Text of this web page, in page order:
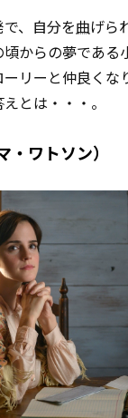
、自分を曲げら
からの夢である
リーと仲良くな
とは・・・。
ワトソン）